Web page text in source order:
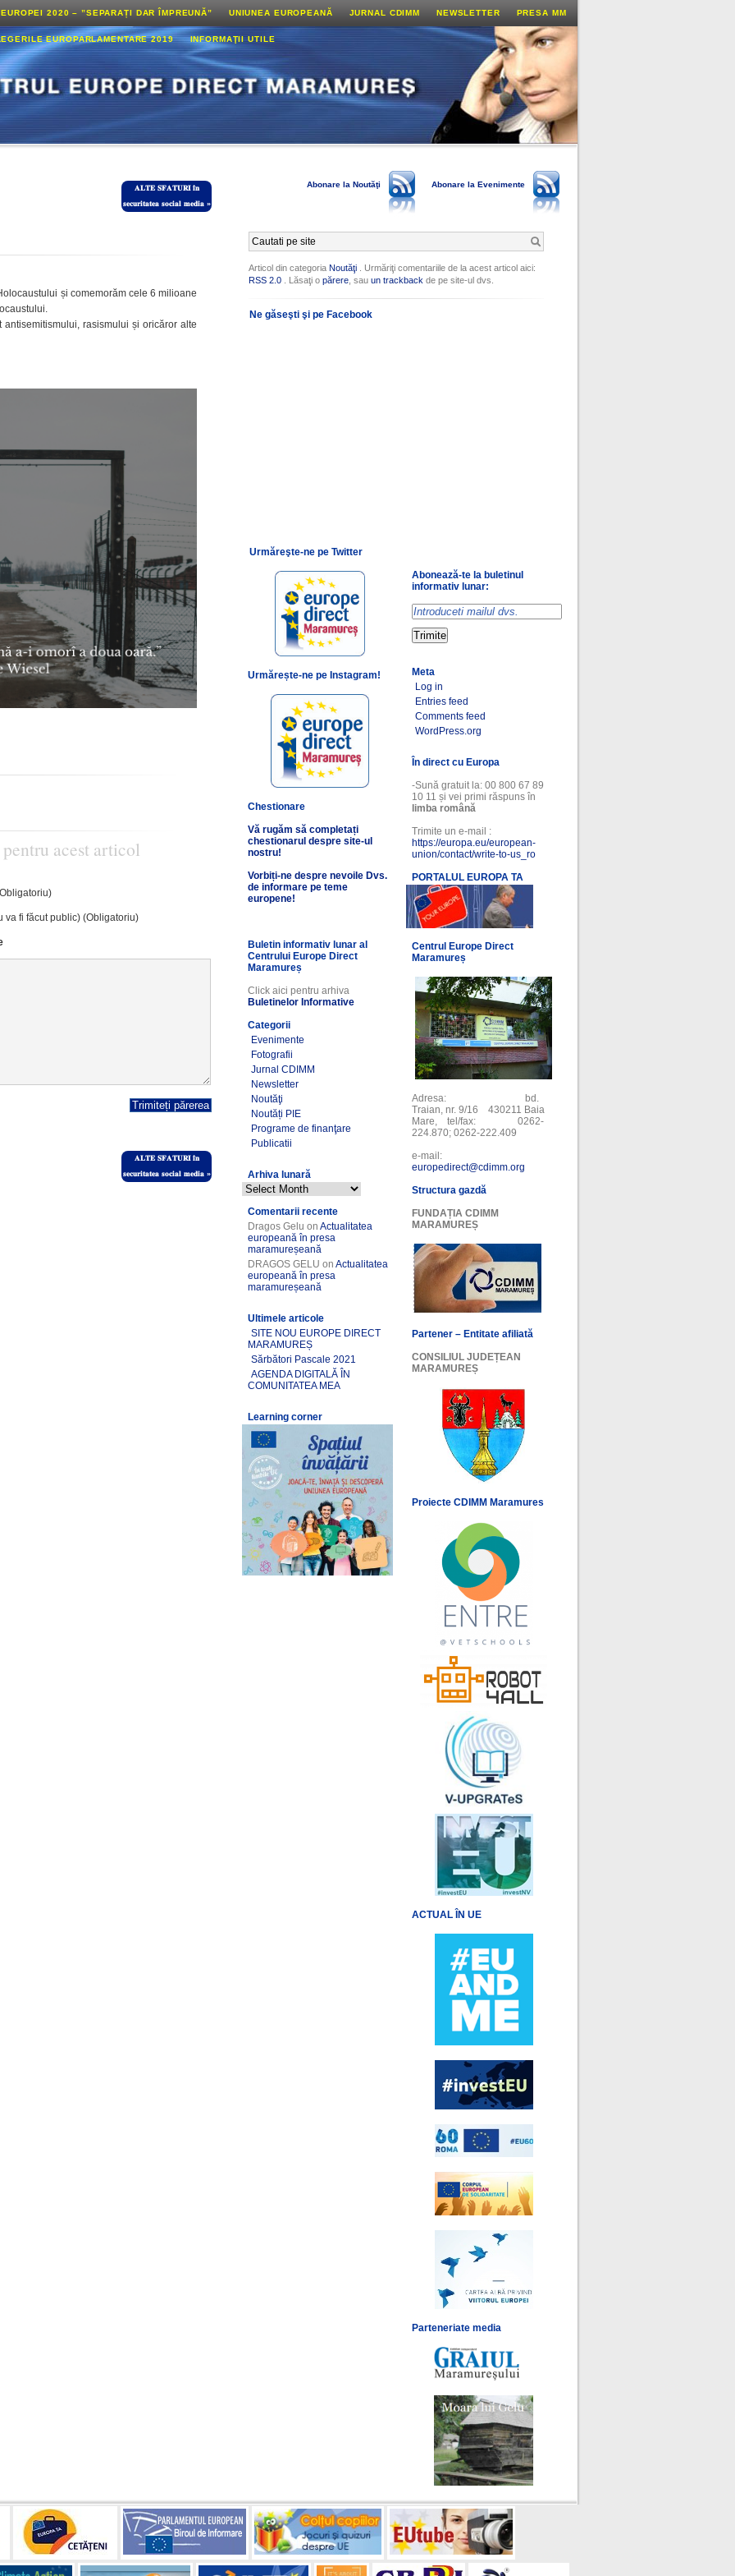
2020 – ”SEPARAȚI DAR ÎMPREUNĂ” UNIUNEA EUROPEANĂ JURNAL CDIMM NEWSLETTER PRESA MM
EUROPARLAMENTARE 2019 INFORMAŢII UTILE
𝐀𝐋𝐓𝐄 𝐒𝐅𝐀𝐓𝐔𝐑𝐈 𝐢̂𝐧
𝐬𝐞𝐜𝐮𝐫𝐢𝐭𝐚𝐭𝐞𝐚 𝐬𝐨𝐜𝐢𝐚𝐥 𝐦𝐞𝐝𝐢𝐚»
și comemorăm cele 6 milioane
rasismului și oricăror alte
acest articol
va fi făcut public) (Obligatoriu)
𝐀𝐋𝐓𝐄 𝐒𝐅𝐀𝐓𝐔𝐑𝐈 𝐢̂𝐧
𝐬𝐞𝐜𝐮𝐫𝐢𝐭𝐚𝐭𝐞𝐚 𝐬𝐨𝐜𝐢𝐚𝐥 𝐦𝐞𝐝𝐢𝐚»
Abonare la Noutăţi Abonare la Evenimente
Articol din categoriaNoutăţi . Urmăriţi comentariile de la acest articol aici:
RSS 2.0 . Lăsaţi opărere , sauun trackbackde pe site-ul dvs.
Ne găseşti şi pe Facebook
Urmăreşte-ne pe Twitter
Urmărește-ne pe Instagram!
Chestionare
Vă rugăm să completați
chestionarul despre site-ul
nostru!
Vorbiți-ne despre nevoile Dvs.
de informare pe teme
europene!
Buletin informativ lunar al
Centrului Europe Direct
Maramureș
Click aici pentru arhiva
Buletinelor Informative
Categorii
Evenimente
Fotografii
Jurnal CDIMM
Newsletter
Noutăţi
Noutăți PIE
Programe de finanţare
Publicatii
Arhiva lunară
Comentarii recente
Dragos Gelu onActualitatea
europeană în presa
maramureșeană
DRAGOS GELU onActualitatea
europeană în presa
maramureșeană
Ultimele articole
SITE NOU EUROPE DIRECT
MARAMUREȘ
Sărbători Pascale 2021
AGENDA DIGITALĂ ÎN
COMUNITATEA MEA
Learning corner
Abonează-te la buletinul
informativ lunar:
Meta
Log in
Entries feed
Comments feed
WordPress.org
În direct cu Europa
-Sună gratuit la: 00 800 67 89
10 11 și vei primi răspuns în
limba română
Trimite un e-mail :
https://europa.eu/european-
union/contact/write-to-us_ro
PORTALUL EUROPA TA
Centrul Europe Direct
Maramureș
Adresa: bd.
Traian, nr. 9/16 430211 Baia
Mare, tel/fax: 0262-
224.870; 0262-222.409
e-mail:
europedirect@cdimm.org
Structura gazdă
FUNDAȚIA CDIMM
MARAMUREȘ
Partener – Entitate afiliată
CONSILIUL JUDEȚEAN
MARAMUREȘ
Proiecte CDIMM Maramures
ACTUAL ÎN UE
Parteneriate media